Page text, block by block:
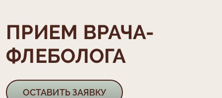
ПРИЕМ ВРАЧА-
ФЛЕБОЛОГА
ОСТАВИТЬ ЗАЯВКУ